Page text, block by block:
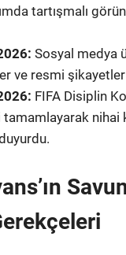
tartışmalı
Sosyal medya
ve resmi şikayetler
FIFA Disiplin
nihai